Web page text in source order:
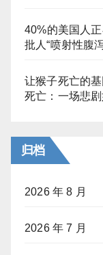
40%的美国人
批人“喷射性腹
让猴子死亡的
死亡：一场悲
归档
2026 年 8 月
2026 年 7 月